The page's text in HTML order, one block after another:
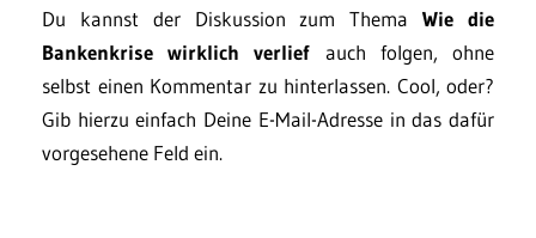
Du kannst der Diskussion zum ThemaWie die
Bankenkrise wirklich verlief auch folgen, ohne
selbst einen Kommentar zu hinterlassen. Cool, oder?
Gib hierzu einfach Deine E-Mail-Adresse in das dafür
vorgesehene Feld ein.